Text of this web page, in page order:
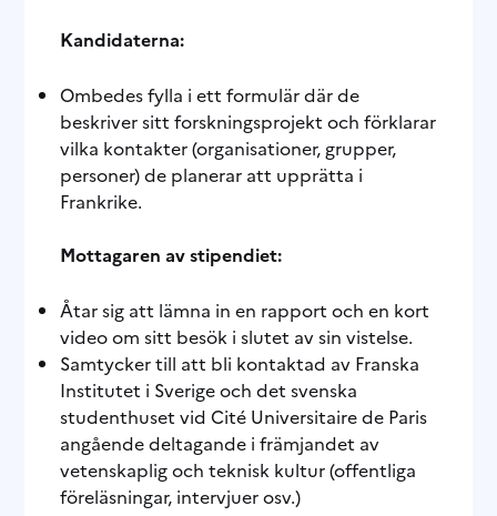
Kandidaterna:
Ombedes fylla i ett formulär där de
beskriver sitt forskningsprojekt och förklarar
vilka kontakter (organisationer, grupper,
personer) de planerar att upprätta i
Frankrike.
Mottagaren av stipendiet:
Åtar sig att lämna in en rapport och en kort
video om sitt besök i slutet av sin vistelse.
Samtycker till att bli kontaktad av Franska
Institutet i Sverige och det svenska
studenthuset vid Cité Universitaire de Paris
angående deltagande i främjandet av
vetenskaplig och teknisk kultur (offentliga
föreläsningar, intervjuer osv.)